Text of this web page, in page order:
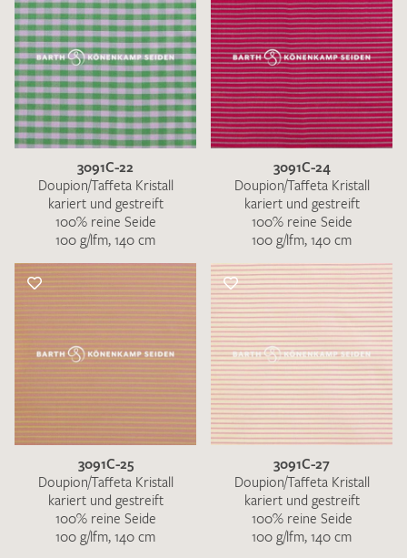
3091C-22
Doupion/Taffeta Kristall
kariert und gestreift
100% reine Seide
100 g/lfm, 140 cm
3091C-24
Doupion/Taffeta Kristall
kariert und gestreift
100% reine Seide
100 g/lfm, 140 cm
3091C-25
Doupion/Taffeta Kristall
kariert und gestreift
100% reine Seide
100 g/lfm, 140 cm
3091C-27
Doupion/Taffeta Kristall
kariert und gestreift
100% reine Seide
100 g/lfm, 140 cm